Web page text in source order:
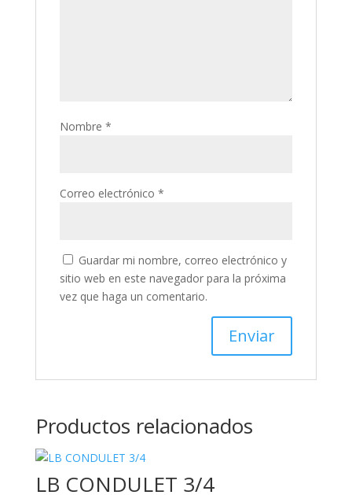
Nombre *
Correo electrónico *
Guardar mi nombre, correo electrónico y
sitio web en este navegador para la próxima
vez que haga un comentario.
Productos relacionados
LB CONDULET 3/4